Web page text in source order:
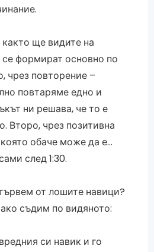
ще видите на
формират основно по
чрез повторение –
повтаряме едно и
ни решава, че то е
Второ, чрез позитивна
обаче може да е…
след 1:30.
от лошите навици?
съдим по видяното:
си навик и го